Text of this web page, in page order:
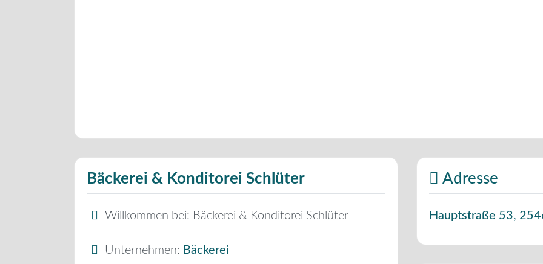
Bäckerei & Konditorei Schlüter
Willkommen bei: Bäckerei & Konditorei Schlüter
Unternehmen: Bäckerei
Adresse
Hauptstraße 53,